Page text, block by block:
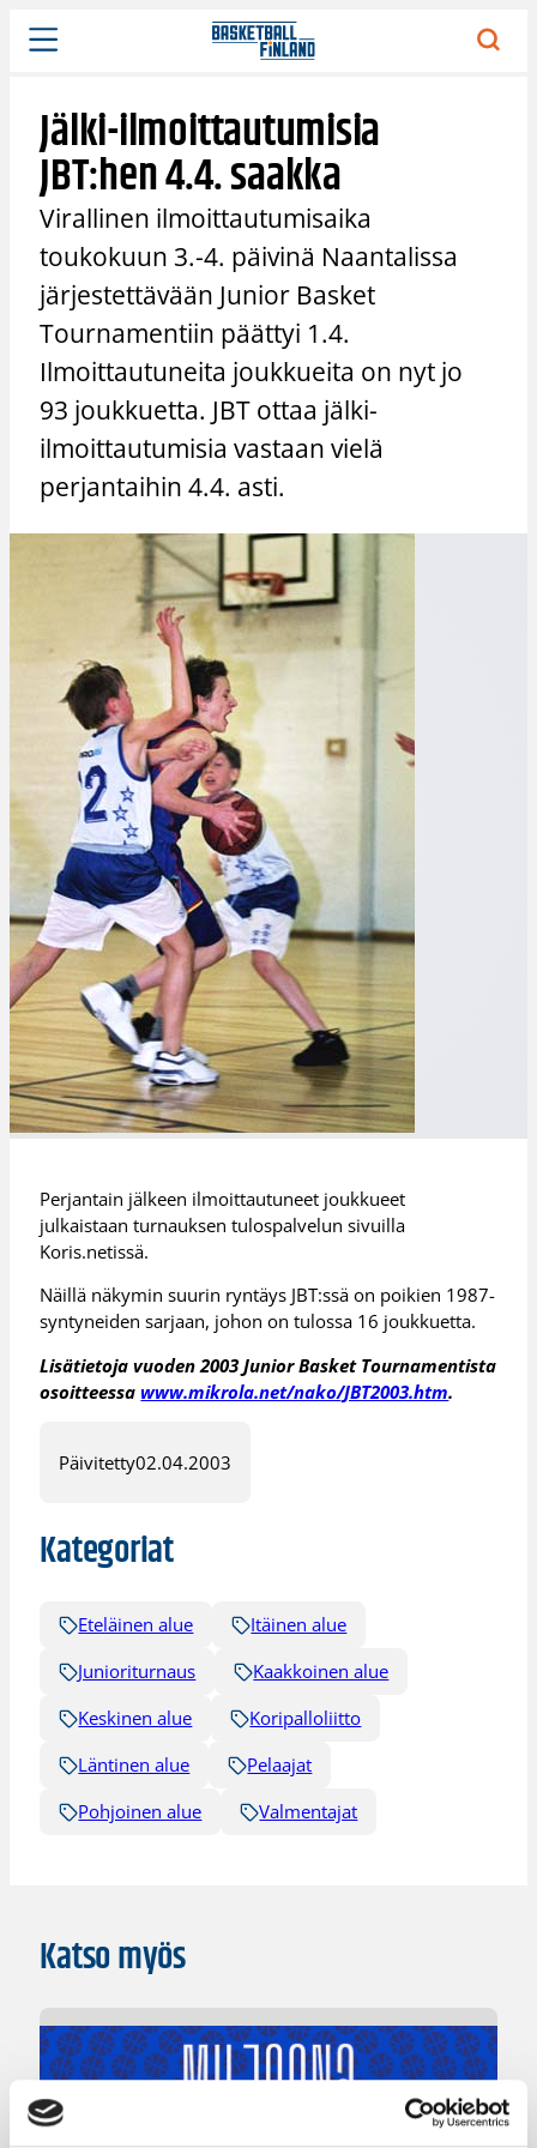
Siirry
sisältöön
Jälki-ilmoittautumisia
JBT:hen 4.4. saakka
Virallinen ilmoittautumisaika
toukokuun 3.-4. päivinä Naantalissa
järjestettävään Junior Basket
Tournamentiin päättyi 1.4.
Ilmoittautuneita joukkueita on nyt jo
93 joukkuetta. JBT ottaa jälki-
ilmoittautumisia vastaan vielä
perjantaihin 4.4. asti.
Perjantain jälkeen ilmoittautuneet joukkueet
julkaistaan turnauksen tulospalvelun sivuilla
Koris.netissä.
Näillä näkymin suurin ryntäys JBT:ssä on poikien 1987-
syntyneiden sarjaan, johon on tulossa 16 joukkuetta.
Lisätietoja vuoden 2003 Junior Basket Tournamentista
osoitteessa www.mikrola.net/nako/JBT2003.htm.
Päivitetty02.04.2003
Kategoriat
Eteläinen alue
Itäinen alue
Junioriturnaus
Kaakkoinen alue
Keskinen alue
Koripalloliitto
Läntinen alue
Pelaajat
Pohjoinen alue
Valmentajat
Katso myös